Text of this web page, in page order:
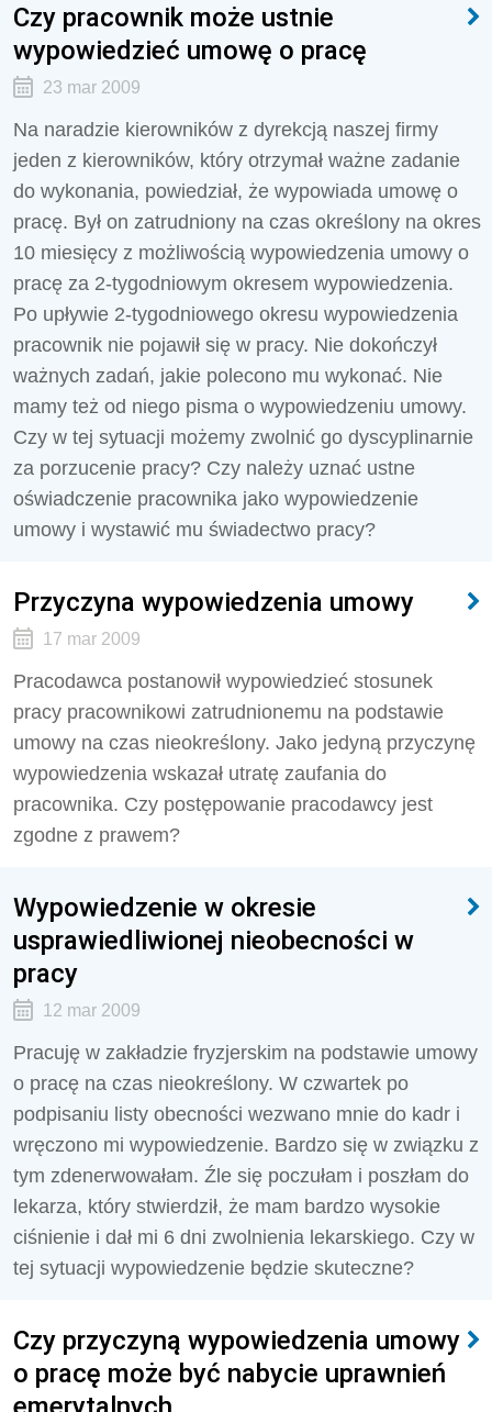
Czy pracownik może ustnie
wypowiedzieć umowę o pracę
23 mar 2009
Na naradzie kierowników z dyrekcją naszej firmy
jeden z kierowników, który otrzymał ważne zadanie
do wykonania, powiedział, że wypowiada umowę o
pracę. Był on zatrudniony na czas określony na okres
10 miesięcy z możliwością wypowiedzenia umowy o
pracę za 2-tygodniowym okresem wypowiedzenia.
Po upływie 2-tygodniowego okresu wypowiedzenia
pracownik nie pojawił się w pracy. Nie dokończył
ważnych zadań, jakie polecono mu wykonać. Nie
mamy też od niego pisma o wypowiedzeniu umowy.
Czy w tej sytuacji możemy zwolnić go dyscyplinarnie
za porzucenie pracy? Czy należy uznać ustne
oświadczenie pracownika jako wypowiedzenie
umowy i wystawić mu świadectwo pracy?
Przyczyna wypowiedzenia umowy
17 mar 2009
Pracodawca postanowił wypowiedzieć stosunek
pracy pracownikowi zatrudnionemu na podstawie
umowy na czas nieokreślony. Jako jedyną przyczynę
wypowiedzenia wskazał utratę zaufania do
pracownika. Czy postępowanie pracodawcy jest
zgodne z prawem?
Wypowiedzenie w okresie
usprawiedliwionej nieobecności w
pracy
12 mar 2009
Pracuję w zakładzie fryzjerskim na podstawie umowy
o pracę na czas nieokreślony. W czwartek po
podpisaniu listy obecności wezwano mnie do kadr i
wręczono mi wypowiedzenie. Bardzo się w związku z
tym zdenerwowałam. Źle się poczułam i poszłam do
lekarza, który stwierdził, że mam bardzo wysokie
ciśnienie i dał mi 6 dni zwolnienia lekarskiego. Czy w
tej sytuacji wypowiedzenie będzie skuteczne?
Czy przyczyną wypowiedzenia umowy
o pracę może być nabycie uprawnień